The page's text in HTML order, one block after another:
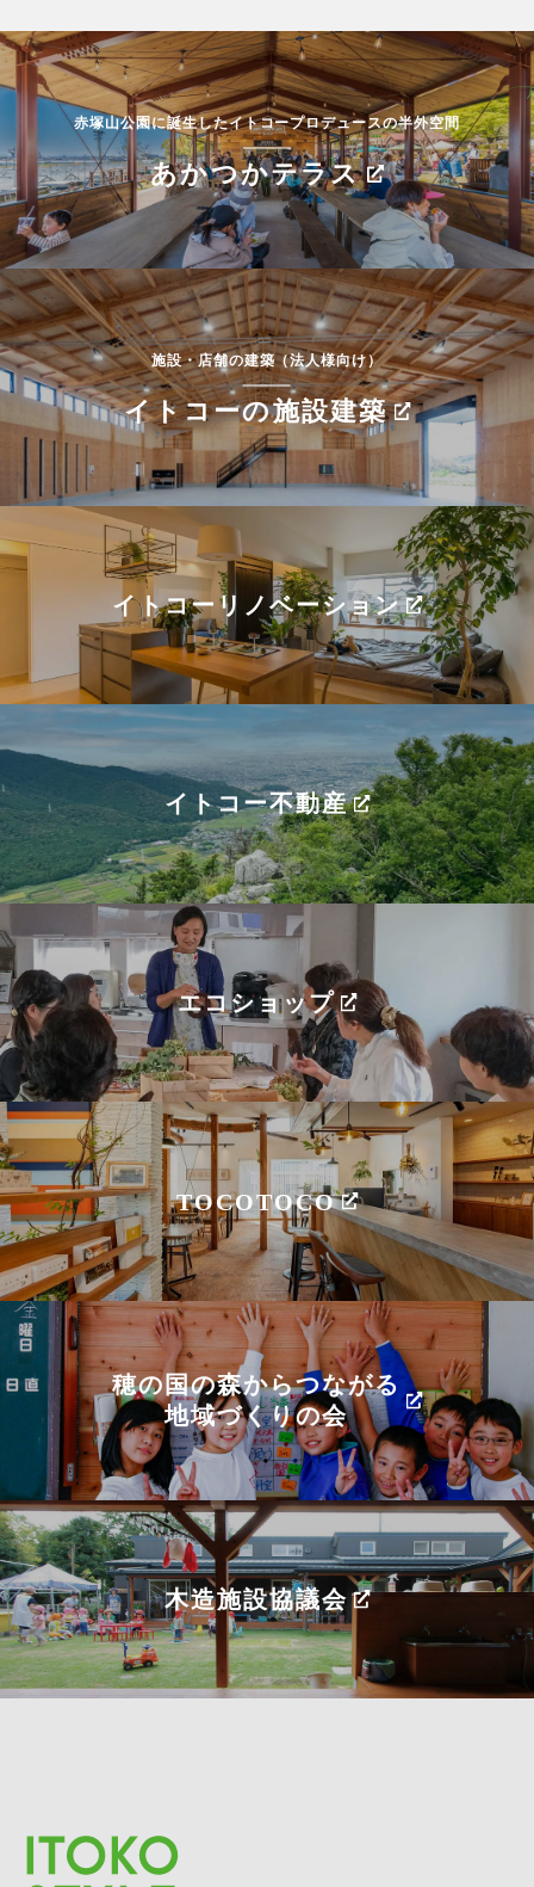
赤塚山公園に誕生したイトコープロデュースの半外空間
あかつかテラス
施設・店舗の建築（法人様向け）
イトコーの施設建築
イトコーリノベーション
イトコー不動産
エコショップ
TOCOTOCO
穂の国の森からつながる
地域づくりの会
木造施設協議会